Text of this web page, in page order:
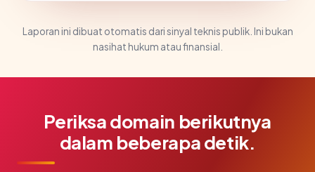
Laporan ini dibuat otomatis dari sinyal teknis publik. Ini bukan
nasihat hukum atau finansial.
Periksa domain berikutnya
dalam beberapa detik.